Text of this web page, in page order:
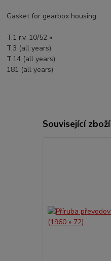
Gasket for gearbox housing.
T.1 r.v. 10/52 »
T.3 (all years)
T.14 (all years)
181 (all years)
Související zboží